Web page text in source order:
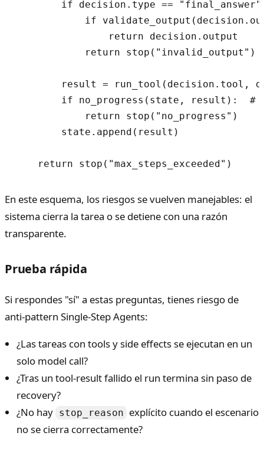
if decision.type ==
if
                return decision.output
            return stop("invalid_output")
result = run_tool(decision.tool,
if no_progress(state, result):  #
            return stop("no_progress")
        state.append(result)
En este esquema, los riesgos se vuelven manejables: el
sistema cierra la tarea o se detiene con una razón
transparente.
Prueba rápida
Si respondes "sí" a estas preguntas, tienes riesgo de
anti-pattern Single-Step Agents:
¿Las tareas con tools y side effects se ejecutan en un
solo model call?
¿Tras un tool-result fallido el run termina sin paso de
recovery?
¿No hay stop_reason explícito cuando el escenario
no se cierra correctamente?